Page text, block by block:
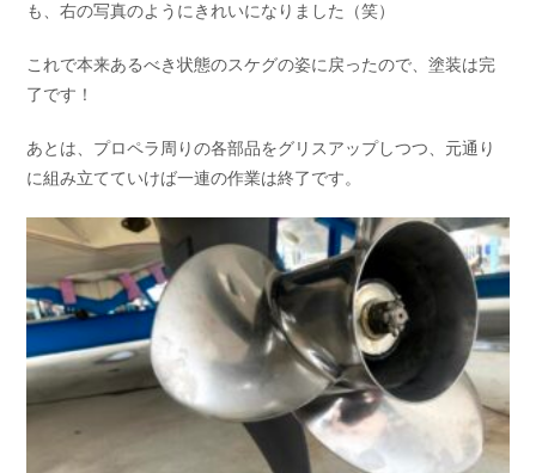
も、右の写真のようにきれいになりました（笑）
これで本来あるべき状態のスケグの姿に戻ったので、塗装は完
了です！
あとは、プロペラ周りの各部品をグリスアップしつつ、元通り
に組み立てていけば一連の作業は終了です。